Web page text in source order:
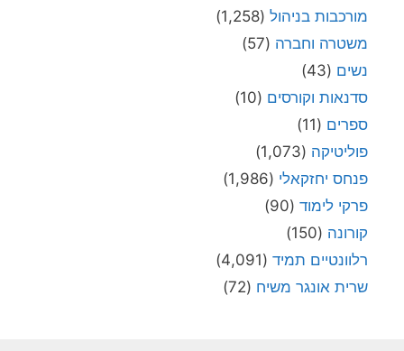
מורכבות בניהול (1,258)
משטרה וחברה (57)
נשים (43)
סדנאות וקורסים (10)
ספרים (11)
פוליטיקה (1,073)
פנחס יחזקאלי (1,986)
פרקי לימוד (90)
קורונה (150)
רלוונטיים תמיד (4,091)
שרית אונגר משיח (72)